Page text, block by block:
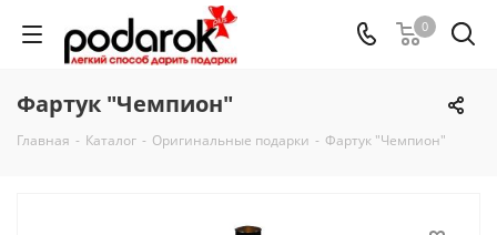
0
Фартук "Чемпион"
Главная - Каталог - Оригинальные подарки - Фартук "Чемпион"